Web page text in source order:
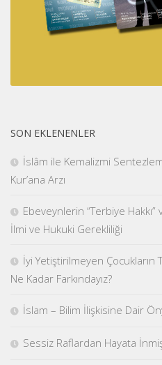
SON EKLENENLER
İslâm ile Kemalizmi
Kur’ana Arzı
Ebeveynlerin “Terbiye Hakkı”
İlmi ve Hukuki Gerekliliği
İyi Yetiştirilmeyen Çocukların
Ne Kadar Farkındayız?
İslam – Bilim İlişkisine Dair
Sessiz Raflardan Hayata